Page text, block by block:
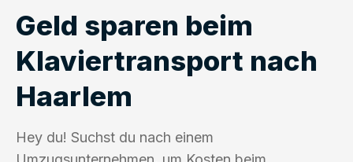
Geld sparen beim
Klaviertransport nach
Haarlem
Hey du! Suchst du nach einem